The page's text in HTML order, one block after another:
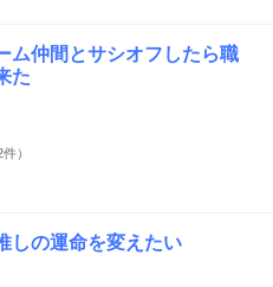
ム仲間とサシオフしたら職
た
件）
しの運命を変えたい